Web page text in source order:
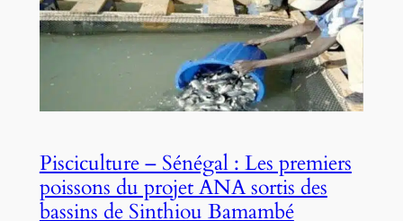
Pisciculture – Sénégal : Les premiers
poissons du projet ANA sortis des
bassins de Sinthiou Bamambé